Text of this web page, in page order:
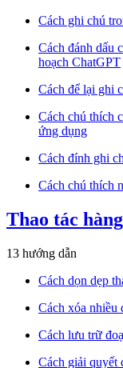
Cách ghi chú
Cách đánh dấu
hoạch ChatGPT
Cách để lại ghi
Cách chú thích
ứng dụng
Cách đính ghi
Cách chú thích
Thao tác
13 hướng dẫn
Cách dọn dẹp
Cách xóa nhiều
Cách lưu trữ
Cách giải quyết